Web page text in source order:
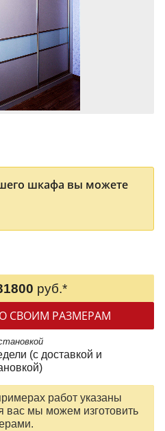
шкафа вы можете
руб.*
СВОИМ РАЗМЕРАМ
(с доставкой и
работ указаны
вас мы можем изготовить